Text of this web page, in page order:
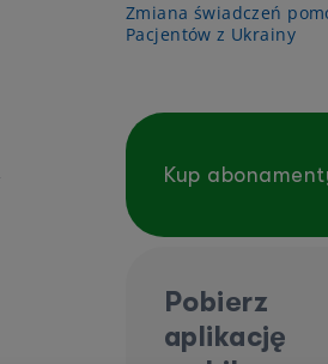
Zmiana świadczeń
Pacjentów z Ukrainy
Kup
Pobierz
aplikację